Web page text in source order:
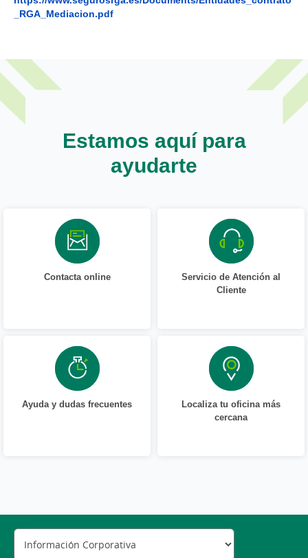
_RGA_Mediacion.pdf
Estamos aquí para
ayudarte
Contacta online
Servicio de Atención al
Cliente
Ayuda y dudas frecuentes
Localiza tu oficina más
cercana